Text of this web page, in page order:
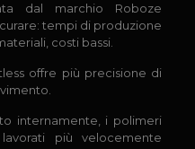
dal marchio Roboze
tempi di produzione
costi bassi.
offre più precisione di
internamente, i polimeri
più velocemente